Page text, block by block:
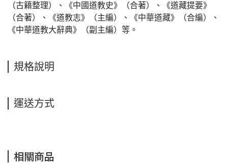
（古籍整理）、《中國道教史》（合著）、《道藏提要》
（合著）、《道教志》（主編）、《中華道藏》（合編）、
《中華道教大辭典》（副主編）等。
規格說明
運送方式
相關商品